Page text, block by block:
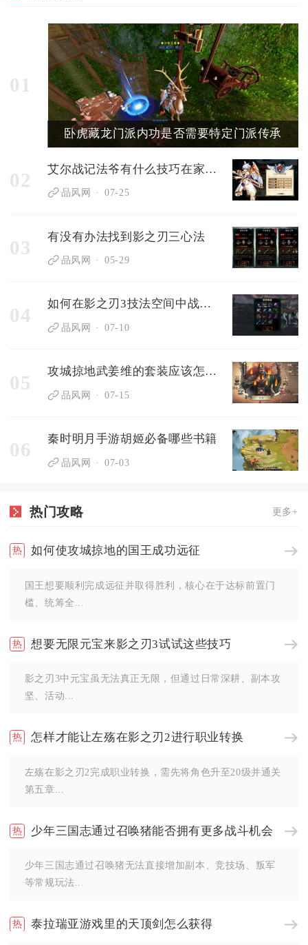
01
卧虎藏龙门派内功是否需要特定门派传承
02 艾尔战记法爷有什么技巧在家族极限塔中轻松过关
品风网 07-25
03 有没有办法找到影之刃三心法
品风网 05-29
04 如何在影之刃3技法空间中战胜混沌
品风网 07-10
05 攻城掠地武姜维的套装应该怎么选
品风网 07-15
06 秦时明月手游胡姬必备哪些书籍
品风网 07-03
热门攻略 更多+
如何使攻城掠地的国王成功远征
国王想要顺利完成远征并取得胜利，核心在于达标前置门
槛、统筹全...
想要无限元宝来影之刃3试试这些技巧
影之刃3中元宝虽无法真正无限，但通过日常深耕、副本攻
坚、活动...
怎样才能让左殇在影之刃2进行职业转换
左殇在影之刃2完成职业转换，需先将角色升至20级并通关
第五章...
少年三国志通过召唤猪能否拥有更多战斗机会
少年三国志通过召唤猪无法直接增加副本、竞技场、叛军
等常规玩法...
泰拉瑞亚游戏里的天顶剑怎么获得